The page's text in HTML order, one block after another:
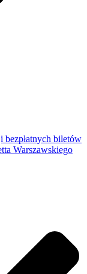
biletów
Warszawskiego